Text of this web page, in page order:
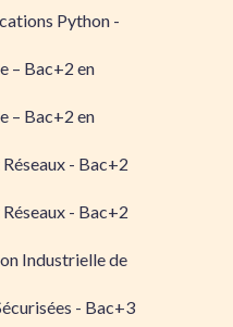
Python -
– Bac+2 en
– Bac+2 en
- Bac+2
- Bac+2
Industrielle de
- Bac+3